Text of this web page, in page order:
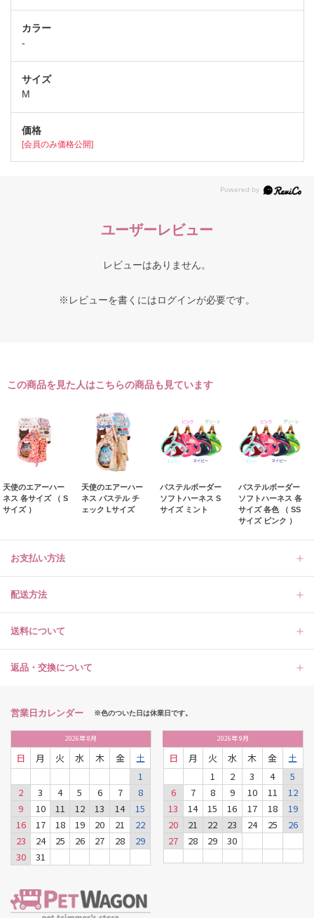
-
M
[会員のみ価格公開]
ユーザーレビュー
レビューはありません。
※レビューを書くにはログインが必要です。
この商品を見た人はこちらの商品も見ています
天使のエアーハー
ネス 各サイズ （ S
サイズ ）
天使のエアーハー
ネス パステル チ
ェック Lサイズ
パステルボーダー
ソフトハーネス S
サイズ ミント
パステルボーダー
ソフトハーネス 各
サイズ 各色 （ SS
サイズ ピンク ）
お支払い方法
配送方法
送料について
返品・交換について
営業日カレンダー ※色のついた日は休業日です。
2026年8月
日 月 火 水 木 金
土
1
2
3 4 5 6 7
8
9
10 11 12 13 14
15
16
17 18 19 20 21
22
23
24 25 26 27 28
29
30
31
2026年9月
日 月 火 水 木 金
土
1
2 3 4
5
6
7 8 9 10 11
12
13
14 15 16 17 18
19
20
21 22 23 24 25
26
27
28 29 30